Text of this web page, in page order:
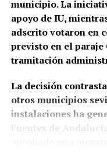
La preocupación por
es nueva. El Área de
en marcha este
la Guardia Civil para
situaciones, una
entre otros lugares,
de salud de
El problema tiene
municipio. La
apoyo de IU,
adscrito votaron en
previsto en el paraje
tramitación
La decisión
otros municipios
instalaciones ha
Fuentes de